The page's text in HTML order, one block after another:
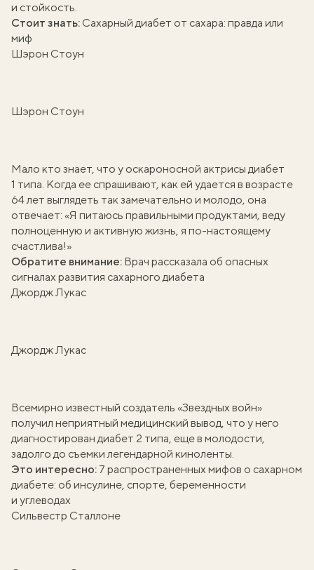
и стойкость.
Стоит знать:Сахарный диабет от сахара: правда или
миф
Шэрон Стоун
Шэрон Стоун
Мало кто знает, что у оскароносной актрисы диабет
1 типа. Когда ее спрашивают, как ей удается в возрасте
64 лет выглядеть так замечательно и молодо, она
отвечает: «Я питаюсь правильными продуктами, веду
полноценную и активную жизнь, я по-настоящему
счастлива!»
Обратите внимание: Врач рассказала об опасных
сигналах развития сахарного диабета
Джордж Лукас
Джордж Лукас
Всемирно известный создатель «Звездных войн»
получил неприятный медицинский вывод, что у него
диагностирован диабет 2 типа, еще в молодости,
задолго до съемки легендарной киноленты.
Это интересно: 7 распространенных мифов о сахарном
диабете: об инсулине, спорте, беременности
и углеводах
Сильвестр Сталлоне